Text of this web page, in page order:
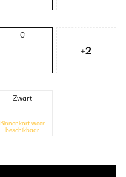
C
+2
Zwart
Binnenkort weer
beschikbaar